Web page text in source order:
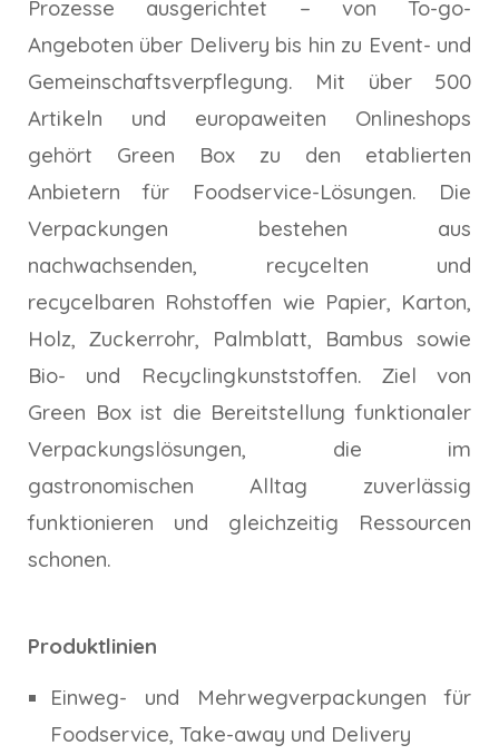
Prozesse ausgerichtet – von To-go-
Angeboten über Delivery bis hin zu Event- und
Gemeinschaftsverpflegung. Mit über 500
Artikeln und europaweiten Onlineshops
gehört Green Box zu den etablierten
Anbietern für Foodservice-Lösungen. Die
Verpackungen bestehen aus
nachwachsenden, recycelten und
recycelbaren Rohstoffen wie Papier, Karton,
Holz, Zuckerrohr, Palmblatt, Bambus sowie
Bio- und Recyclingkunststoffen. Ziel von
Green Box ist die Bereitstellung funktionaler
Verpackungslösungen, die im
gastronomischen Alltag zuverlässig
funktionieren und gleichzeitig Ressourcen
schonen.
Produktlinien
Einweg- und Mehrwegverpackungen für
Foodservice, Take-away und Delivery